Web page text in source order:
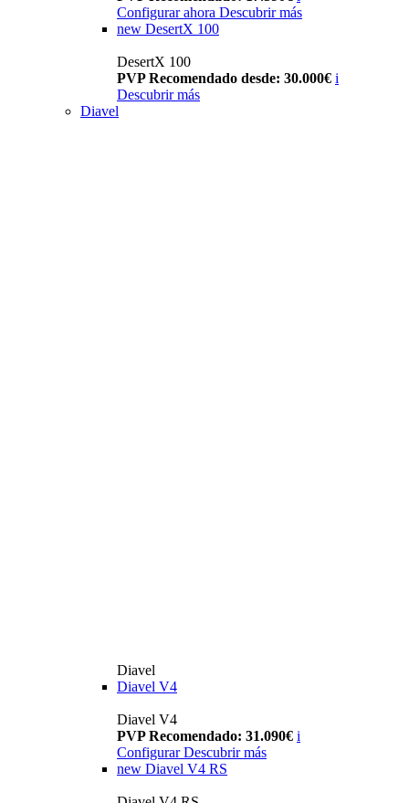
Configurar ahora Descubrir más
new DesertX 100
DesertX 100
PVP Recomendado desde: 30.000€ i
Descubrir más
Diavel
Diavel
Diavel V4
Diavel V4
PVP Recomendado: 31.090€ i
Configurar Descubrir más
new Diavel V4 RS